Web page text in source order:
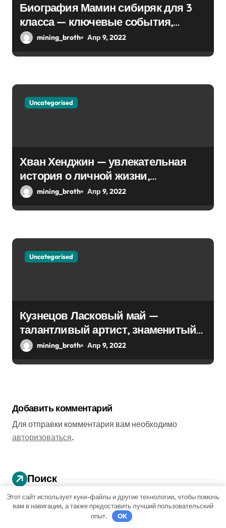
п
и
Биография Мамин сибиряк для 3
класса — ключевые события,
достижения, история жизни
mining_broth Апр 9, 2022
Uncategorised
Хван Хенджин — увлекательная
история о личной жизни,
биографии и впечатляющей
mining_broth Апр 9, 2022
Uncategorised
Кузнецов Ласковый май —
талантливый артист, знаменитый
хитами прошлого — биография и
mining_broth Апр 9, 2022
Добавить комментарий
Для отправки комментария вам необходимо
авторизоваться.
Поиск
Поиск
Этот сайт использует куки-файлы и другие технологии, чтобы помочь
вам в навигации, а также предоставить лучший пользовательский
опыт.
OK